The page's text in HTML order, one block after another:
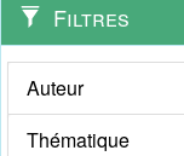
Filtres
Auteur
Thématique